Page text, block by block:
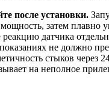
после установки.
затем плавно
реакцию датчика
не должно
стыков через
на неполное